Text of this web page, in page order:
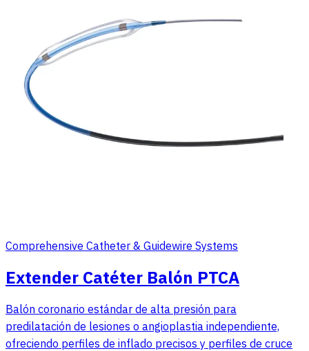
Comprehensive Catheter & Guidewire Systems
Extender Catéter Balón PTCA
Balón coronario estándar de alta presión para
predilatación de lesiones o angioplastia independiente,
ofreciendo perfiles de inflado precisos y perfiles de cruce